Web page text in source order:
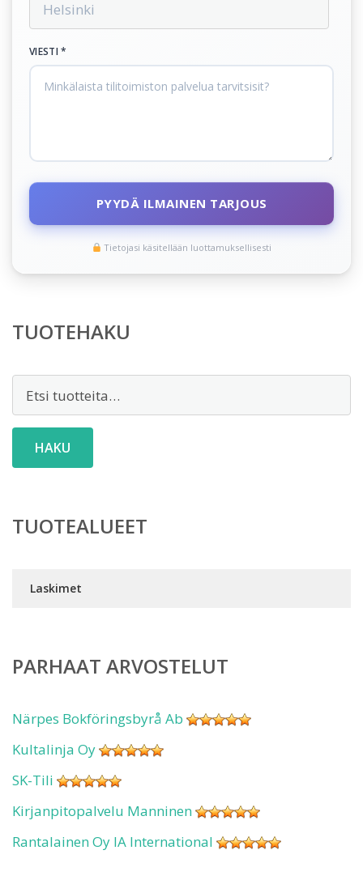
VIESTI *
PYYDÄ ILMAINEN TARJOUS
Tietojasi käsitellään luottamuksellisesti
TUOTEHAKU
HAKU
TUOTEALUEET
Laskimet
PARHAAT ARVOSTELUT
Närpes Bokföringsbyrå Ab
Kultalinja Oy
SK-Tili
Kirjanpitopalvelu Manninen
Rantalainen Oy IA International